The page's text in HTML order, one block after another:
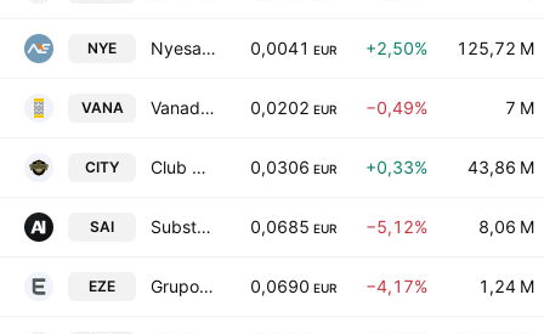
NYE Nyesa Valores Corporacion, S.A. 0,0041 EUR +2,50% 125,72 M
VANA Vanadi Coffee SA 0,0202 EUR −0,49% 7 M
CITY Club De Futbol Intercity SAD 0,0306 EUR +0,33% 43,86 M
SAI Substrate Artificial Intelligence SA 0,0685 EUR −5,12% 8,06 M
EZE Grupo Ezentis SA 0,0690 EUR −4,17% 1,24 M